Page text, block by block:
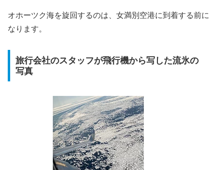
オホーツク海を旋回するのは、女満別空港に到着する前に
なります。
旅行会社のスタッフが飛行機から写した流氷の
写真